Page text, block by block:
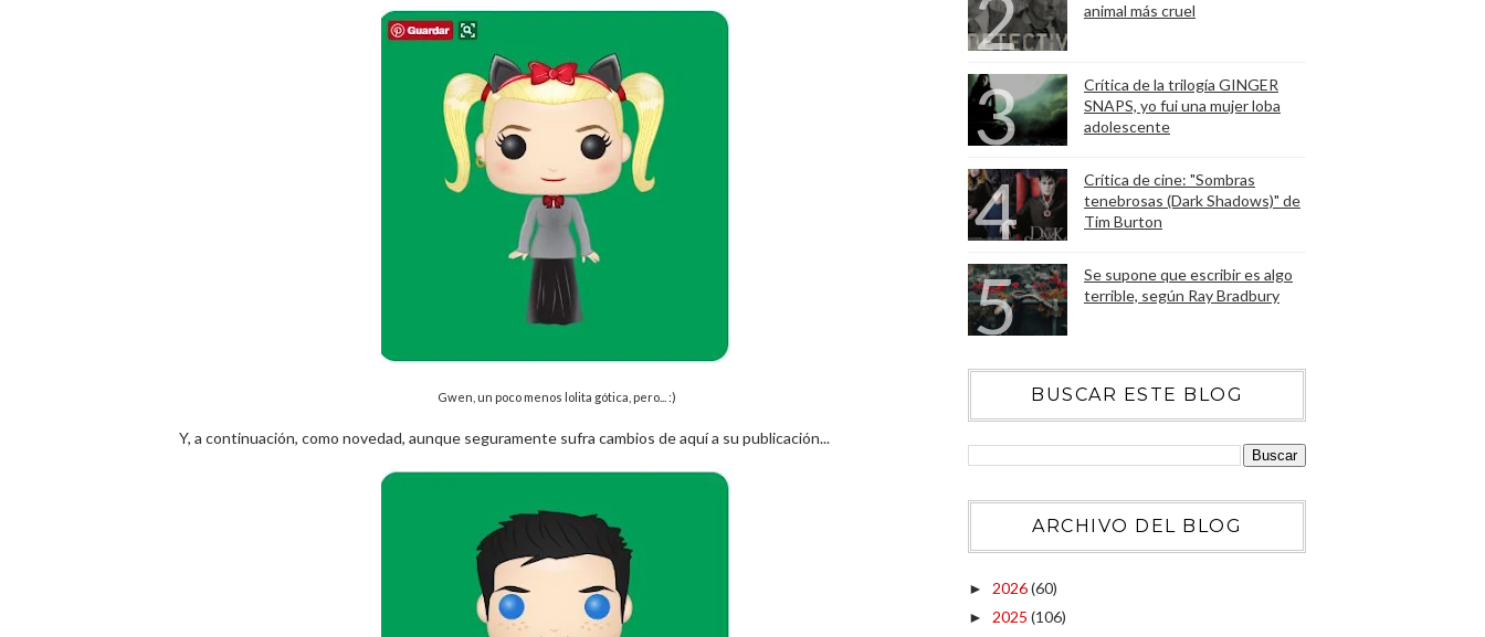
Gwen, un poco menos lolita gótica, pero... :)
Y, a continuación, como novedad, aunque seguramente sufra cambios de aquí a su publicación...
animal más cruel
Crítica de la trilogía GINGER
SNAPS, yo fui una mujer loba
adolescente
Crítica de cine: "Sombras
tenebrosas (Dark Shadows)" de
Tim Burton
Se supone que escribir es algo
terrible, según Ray Bradbury
BUSCAR ESTE BLOG
ARCHIVO DEL BLOG
► 2026(60)
► 2025 (106)